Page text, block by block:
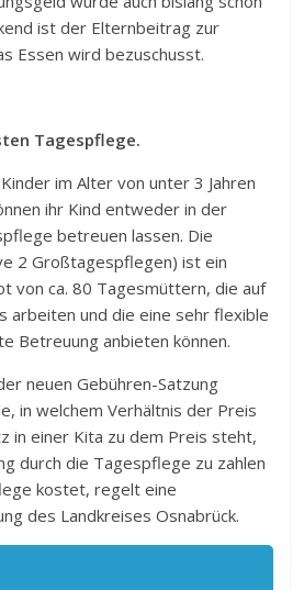
ist der Elternbeitrag zur
Essen wird bezuschusst.
Tagespflege.
im Alter von unter 3 Jahren
ihr Kind entweder in der
betreuen lassen. Die
2 Großtagespflegen) ist ein
von ca. 80 Tagesmüttern, die auf
arbeiten und die eine sehr flexible
Betreuung anbieten können.
neuen Gebühren-Satzung
in welchem Verhältnis der Preis
in einer Kita zu dem Preis steht,
durch die Tagespflege zu zahlen
kostet, regelt eine
des Landkreises Osnabrück.